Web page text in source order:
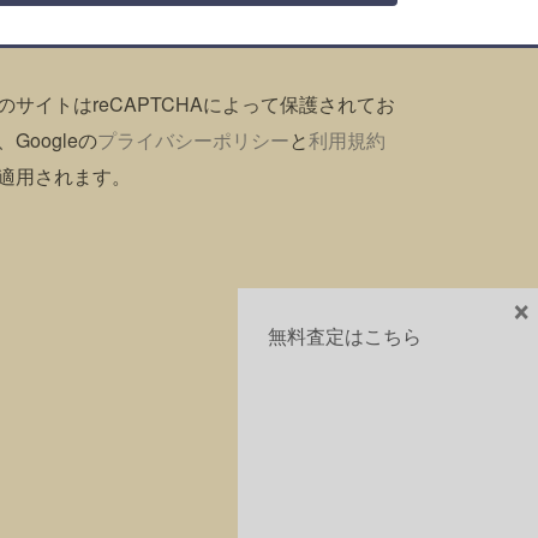
サイトはreCAPTCHAによって保護されてお
Googleのプライバシーポリシーと利用規約
用されます。
無料査定はこちら
×